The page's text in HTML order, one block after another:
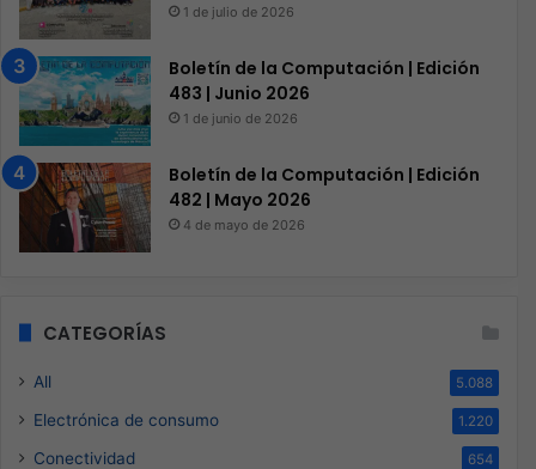
1 de julio de 2026
Boletín de la Computación | Edición
483 | Junio 2026
1 de junio de 2026
Boletín de la Computación | Edición
482 | Mayo 2026
4 de mayo de 2026
CATEGORÍAS
All 5.088
Electrónica de consumo 1.220
Conectividad 654